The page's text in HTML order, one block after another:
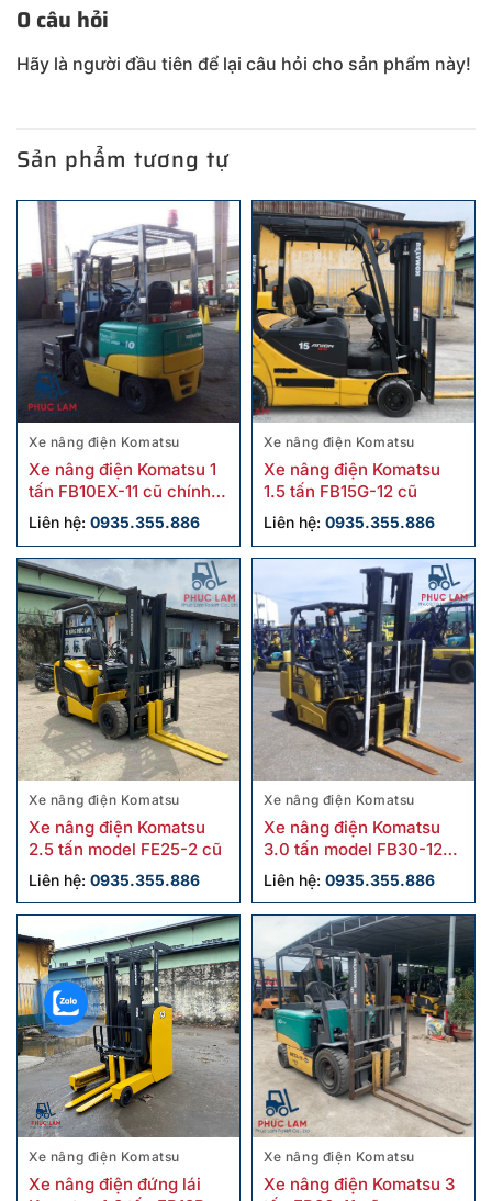
0 câu hỏi
Hãy là người đầu tiên để lại câu hỏi cho sản phẩm này!
Sản phẩm tương tự
Xe nâng điện Komatsu
Xe nâng điện Komatsu 1
tấn FB10EX-11 cũ chính
hãng
Liên hệ: 0935.355.886
Xe nâng điện Komatsu
Xe nâng điện Komatsu
1.5 tấn FB15G-12 cũ
Liên hệ: 0935.355.886
Xe nâng điện Komatsu
Xe nâng điện Komatsu
2.5 tấn model FE25-2 cũ
Liên hệ: 0935.355.886
Xe nâng điện Komatsu
Xe nâng điện Komatsu
3.0 tấn model FB30-12
cũ
Liên hệ: 0935.355.886
Xe nâng điện Komatsu
Xe nâng điện đứng lái
Xe nâng điện Komatsu
Xe nâng điện Komatsu 3